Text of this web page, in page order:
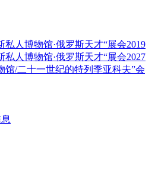
私人博物馆·俄罗斯天才“展会2019
私人博物馆·俄罗斯天才“展会2027
馆/二十一世纪的特列季亚科夫”会